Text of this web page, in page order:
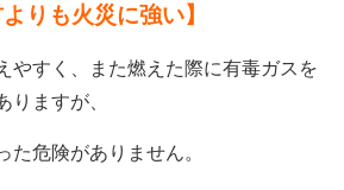
りも火災に強い】
やすく、また燃えた際に有毒ガスを
りますが、
た危険がありません。